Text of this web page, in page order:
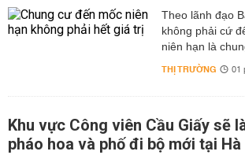
Theo lãnh đạo
không phải cứ
niên hạn là
THỊ TRƯỜNG 01
Khu vực Công viên Cầu Giấy sẽ
pháo hoa và phố đi bộ mới tại Hà